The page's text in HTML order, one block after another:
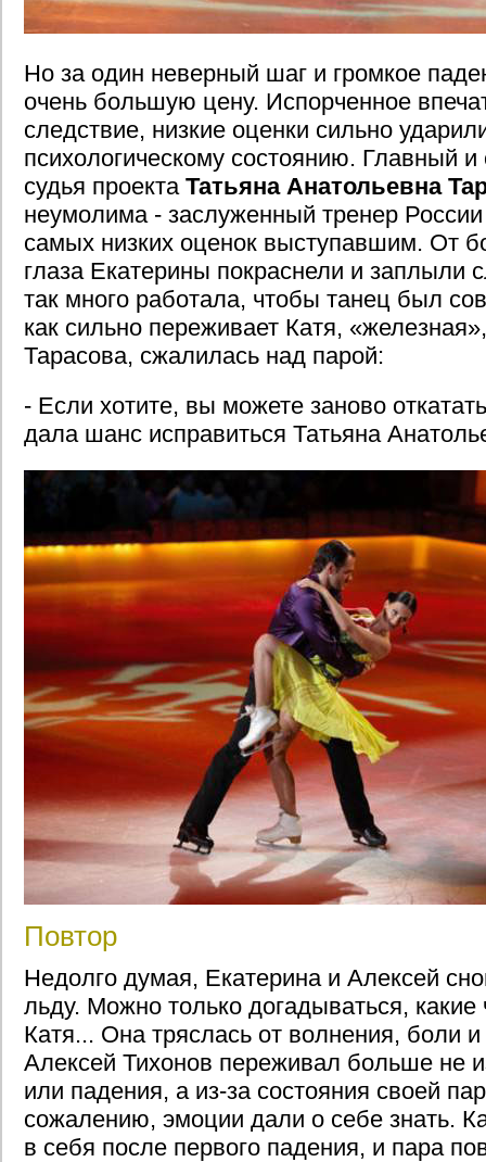
Но за один неверный шаг и громкое
очень большую цену. Испорченное
следствие, низкие оценки сильно
психологическому состоянию. Главный и
судья проекта Татьяна Анатольевна
неумолима - заслуженный тренер
самых низких оценок выступавшим. От
глаза Екатерины покраснели и заплыли
так много работала, чтобы танец был
как сильно переживает Катя,
Тарасова, сжалилась над парой:
- Если хотите, вы можете заново
дала шанс исправиться Татьяна
Повтор
Недолго думая, Екатерина и Алексей
льду. Можно только догадываться,
Катя... Она тряслась от волнения, боли
Алексей Тихонов переживал больше не
или падения, а из-за состояния своей
сожалению, эмоции дали о себе знать.
в себя после первого падения, и пара